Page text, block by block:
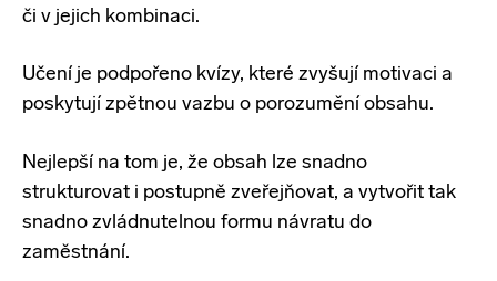
či v jejich kombinaci.
Učení je podpořeno kvízy, které zvyšují motivaci a
poskytují zpětnou vazbu o porozumění obsahu.
Nejlepší na tom je, že obsah lze snadno
strukturovat i postupně zveřejňovat, a vytvořit tak
snadno zvládnutelnou formu návratu do
zaměstnání.